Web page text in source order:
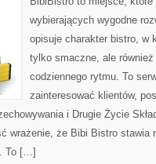
wybierających wygodne
opisuje charakter bistro, w
tylko smaczne, ale również
codziennego rytmu. To
zainteresować klientów,
i Drugie Życie
wrażenie, że Bibi Bistro stawia
To […]